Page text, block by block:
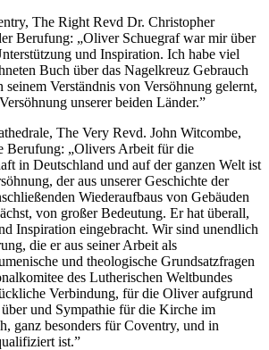
The Right Revd Dr. Christopher
Berufung: „Oliver Schuegraf war mir über
und Inspiration. Ich habe viel
Buch über das Nagelkreuz Gebrauch
seinem Verständnis von Versöhnung gelernt,
unserer beiden Länder.”
The Very Revd. John Witcombe,
Berufung: „Olivers Arbeit für die
in Deutschland und auf der ganzen Welt ist
der aus unserer Geschichte der
Wiederaufbaus von Gebäuden
von großer Bedeutung. Er hat überall,
Inspiration eingebracht. Wir sind unendlich
die er aus seiner Arbeit als
und theologische Grundsatzfragen
des Lutherischen Weltbundes
Verbindung, für die Oliver aufgrund
und Sympathie für die Kirche im
ganz besonders für Coventry, und in
ist.”